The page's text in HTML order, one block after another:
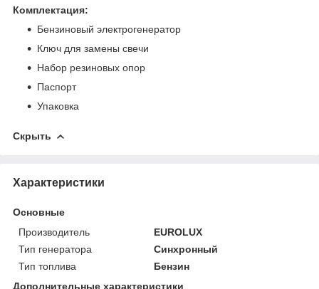
Комплектация:
Бензиновый электрогенератор
Ключ для замены свечи
Набор резиновых опор
Паспорт
Упаковка
Скрыть
Характеристики
Основные
Производитель
EUROLUX
Тип генератора
Синхронный
Тип топлива
Бензин
Дополнительные характеристики